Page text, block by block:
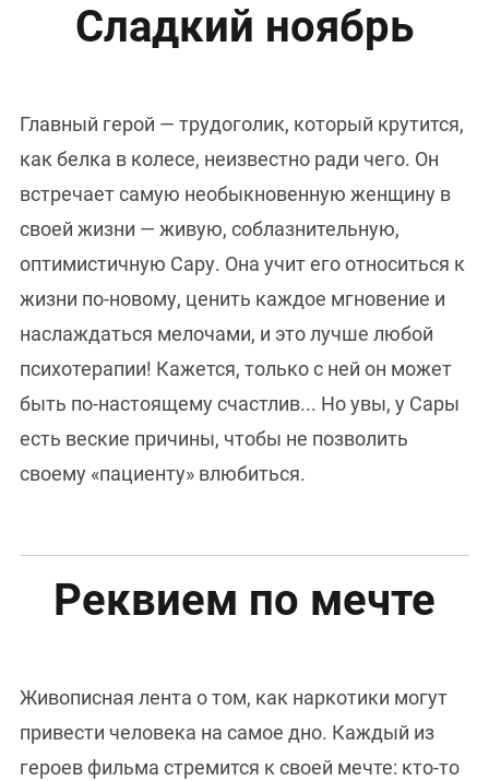
Сладкий ноябрь
Главный герой — трудоголик, который крутится,
как белка в колесе, неизвестно ради чего. Он
встречает самую необыкновенную женщину в
своей жизни — живую, соблазнительную,
оптимистичную Сару. Она учит его относиться к
жизни по-новому, ценить каждое мгновение и
наслаждаться мелочами, и это лучше любой
психотерапии! Кажется, только с ней он может
быть по-настоящему счастлив... Но увы, у Сары
есть веские причины, чтобы не позволить
своему «пациенту» влюбиться.
Реквием по мечте
Живописная лента о том, как наркотики могут
привести человека на самое дно. Каждый из
героев фильма стремится к своей мечте: кто-то